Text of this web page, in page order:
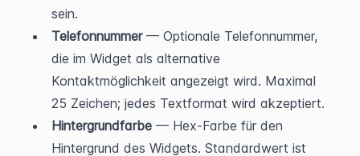
sein.
Telefonnummer — Optionale Telefonnummer,
die im Widget als alternative
Kontaktmöglichkeit angezeigt wird. Maximal
25 Zeichen; jedes Textformat wird akzeptiert.
Hintergrundfarbe — Hex-Farbe für den